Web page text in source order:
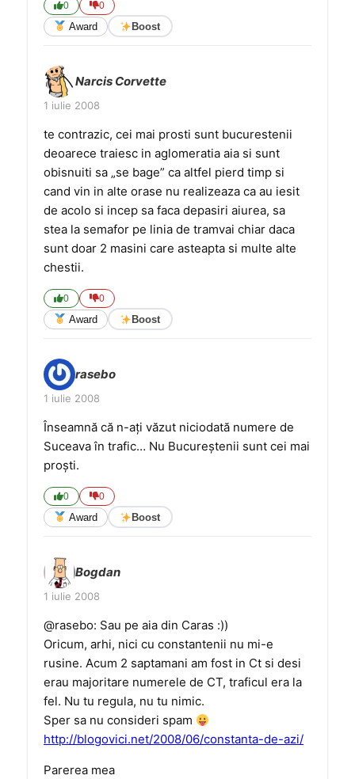
0 0
Award Boost
Narcis Corvette
1 iulie 2008
te contrazic, cei mai prosti sunt bucurestenii
deoarece traiesc in aglomeratia aia si sunt
obisnuiti sa „se bage” ca altfel pierd timp si
cand vin in alte orase nu realizeaza ca au iesit
de acolo si incep sa faca depasiri aiurea, sa
stea la semafor pe linia de tramvai chiar daca
sunt doar 2 masini care asteapta si multe alte
chestii.
0 0
Award Boost
rasebo
1 iulie 2008
Înseamnă că n-aţi văzut niciodată numere de
Suceava în trafic… Nu Bucureştenii sunt cei mai
proşti.
0 0
Award Boost
Bogdan
1 iulie 2008
@rasebo: Sau pe aia din Caras :))
Oricum, arhi, nici cu constantenii nu mi-e
rusine. Acum 2 saptamani am fost in Ct si desi
erau majoritare numerele de CT, traficul era la
fel. Nu tu regula, nu tu nimic.
Sper sa nu consideri spam
http://blogovici.net/2008/06/constanta-de-azi/
Parerea mea